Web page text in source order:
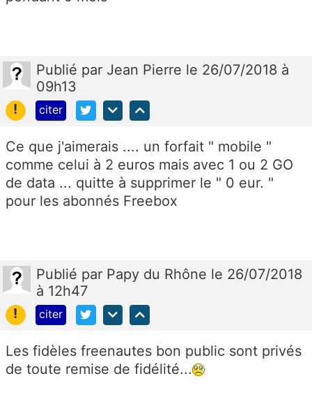
Publié par Jean Pierre le 26/07/2018 à
09h13
!
citer
Ce que j'aimerais .... un forfait " mobile "
comme celui à 2 euros mais avec 1 ou 2 GO
de data ... quitte à supprimer le " 0 eur. "
pour les abonnés Freebox
Publié par Papy du Rhône le 26/07/2018
à 12h47
!
citer
Les fidèles freenautes bon public sont privés
de toute remise de fidélité...